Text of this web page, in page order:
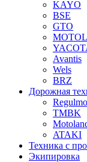
KAYO
BSE
GTO
Avantis
Wels
BRZ
Дорожная
TMBK
ATAKI
Техника с
Экипировка